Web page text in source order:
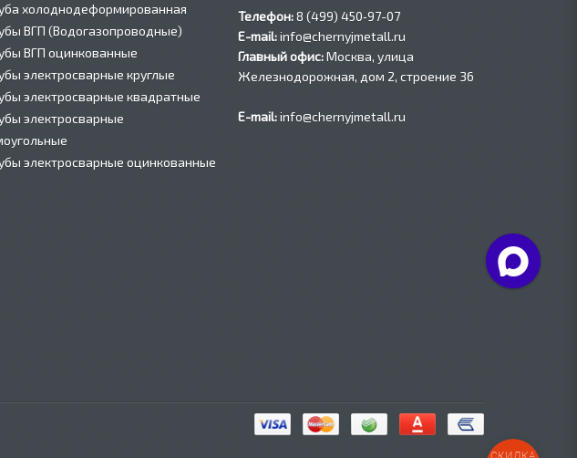
холоднодеформированная
ВГП (Водогазопроводные)
ВГП оцинкованные
электросварные круглые
электросварные квадратные
электросварные
электросварные оцинкованные
Телефон:8 (499) 450‑97-07
E-mail:info@chernyjmetall.ru
Главный офис:Москва, улица
Железнодорожная, дом 2, строение 36
E-mail:info@chernyjmetall.ru
СКИДКА